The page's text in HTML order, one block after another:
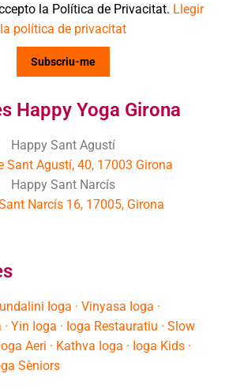
la Política de Privacitat. Llegir
la política de privacitat
Happy Yoga Girona
Happy Sant Agustí
Sant Agustí, 40, 17003 Girona
Happy Sant Narcís
Narcís 16, 17005, Girona
Ioga · Vinyasa Ioga ·
Yin Ioga · Ioga Restauratiu · Slow
Aeri · Kathva Ioga · Ioga Kids ·
Sèniors